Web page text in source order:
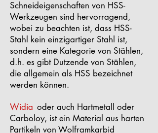
Schneideigenschaften von HSS-
Werkzeugen sind hervorragend,
wobei zu beachten ist, dass HSS-
Stahl kein einzigartiger Stahl ist,
sondern eine Kategorie von Stählen,
d.h. es gibt Dutzende von Stählen,
die allgemein als HSS bezeichnet
werden können.
Widia oder auch Hartmetall oder
Carboloy, ist ein Material aus harten
Partikeln von Wolframkarbid